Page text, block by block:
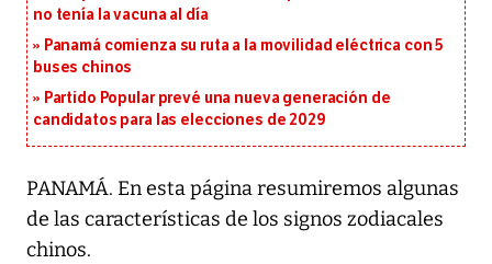
no tenía la vacuna al día
Panamá comienza su ruta a la movilidad eléctrica con 5
buses chinos
Partido Popular prevé una nueva generación de
candidatos para las elecciones de 2029
PANAMÁ. En esta página resumiremos algunas
de las características de los signos zodiacales
chinos.